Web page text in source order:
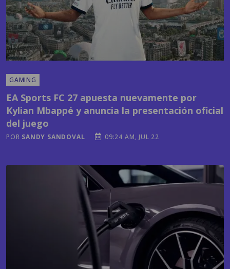
GAMING
EA Sports FC 27 apuesta nuevamente por
Kylian Mbappé y anuncia la presentación oficial
del juego
POR SANDY SANDOVAL 09:24 AM, JUL 22